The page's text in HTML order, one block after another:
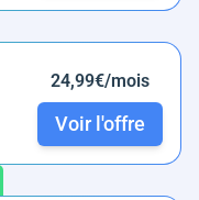
24,99€/mois
Voir l'offre